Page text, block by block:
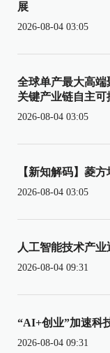
展
2026-08-04 03:05
全球单产最大高端
关键产业链自主可
2026-08-04 03:05
【新知解码】菱
2026-08-04 03:05
人工智能技术产
2026-08-04 09:31
“AI+创业”加速科
2026-08-04 09:31